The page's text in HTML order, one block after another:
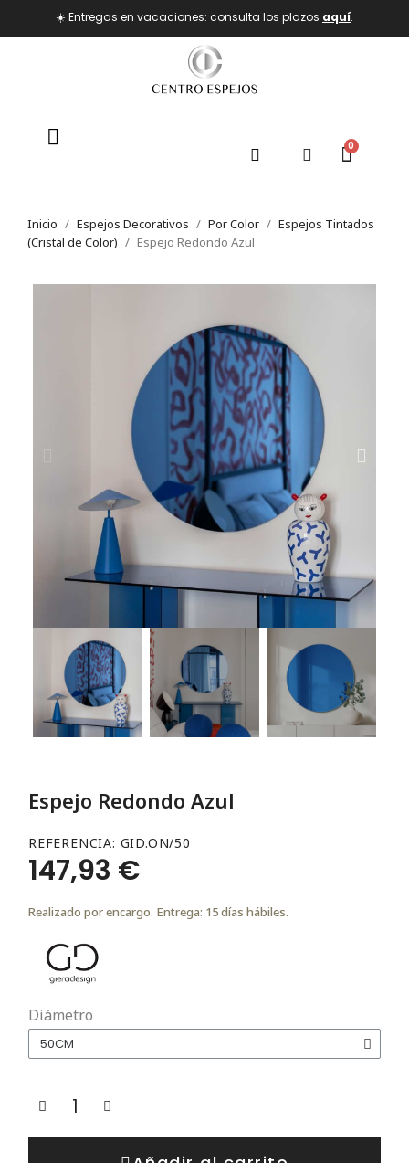
☀️ Entregas en vacaciones: consulta los plazos aquí.
Inicio Espejos Decorativos Por Color
Espejos Tintados
(Cristal de Color)
Espejo Redondo Azul
Espejo Redondo Azul
REFERENCIA GID.ON/50
147,93 €
Realizado por encargo. Entrega: 15 días hábiles.
Diámetro